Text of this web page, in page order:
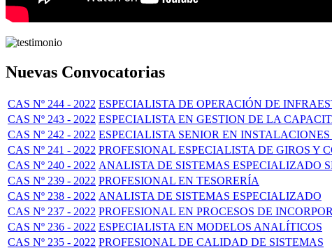
Nuevas Convocatorias
CAS Nº 244 - 2022 ESPECIALISTA DE OPERACIÓN DE
CAS Nº 243 - 2022 ESPECIALISTA EN GESTION DE LA
CAS Nº 242 - 2022 ESPECIALISTA SENIOR EN
CAS Nº 241 - 2022 PROFESIONAL ESPECIALISTA DE GIROS Y
CAS Nº 240 - 2022 ANALISTA DE SISTEMAS ESPECIALIZADO
CAS Nº 239 - 2022 PROFESIONAL EN TESORERÍA
CAS Nº 238 - 2022 ANALISTA DE SISTEMAS ESPECIALIZADO
CAS Nº 237 - 2022 PROFESIONAL EN PROCESOS DE
CAS Nº 236 - 2022 ESPECIALISTA EN MODELOS ANALÍTICOS
CAS Nº 235 - 2022 PROFESIONAL DE CALIDAD DE SISTEMAS